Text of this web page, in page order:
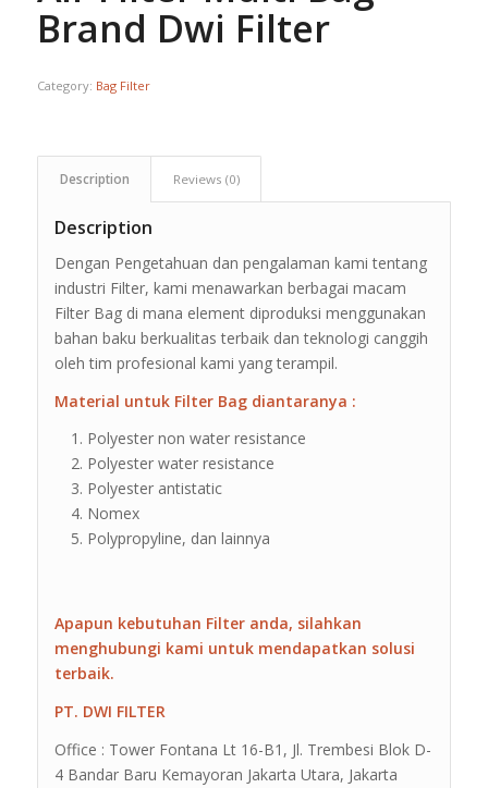
Brand Dwi Filter
Category: Bag Filter
Description Reviews (0)
Description
Dengan Pengetahuan dan pengalaman kami tentang
industri Filter, kami menawarkan berbagai macam
Filter Bag di mana element diproduksi menggunakan
bahan baku berkualitas terbaik dan teknologi canggih
oleh tim profesional kami yang terampil.
Material untuk Filter Bag diantaranya :
Polyester non water resistance
Polyester water resistance
Polyester antistatic
Nomex
Polypropyline, dan lainnya
Apapun kebutuhan Filter anda, silahkan
menghubungi kami untuk mendapatkan solusi
terbaik.
PT. DWI FILTER
Office : Tower Fontana Lt 16-B1, Jl. Trembesi Blok D-
4 Bandar Baru Kemayoran Jakarta Utara, Jakarta